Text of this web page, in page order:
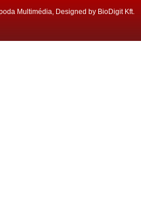
Multimédia, Designed by BioDigit Kft.